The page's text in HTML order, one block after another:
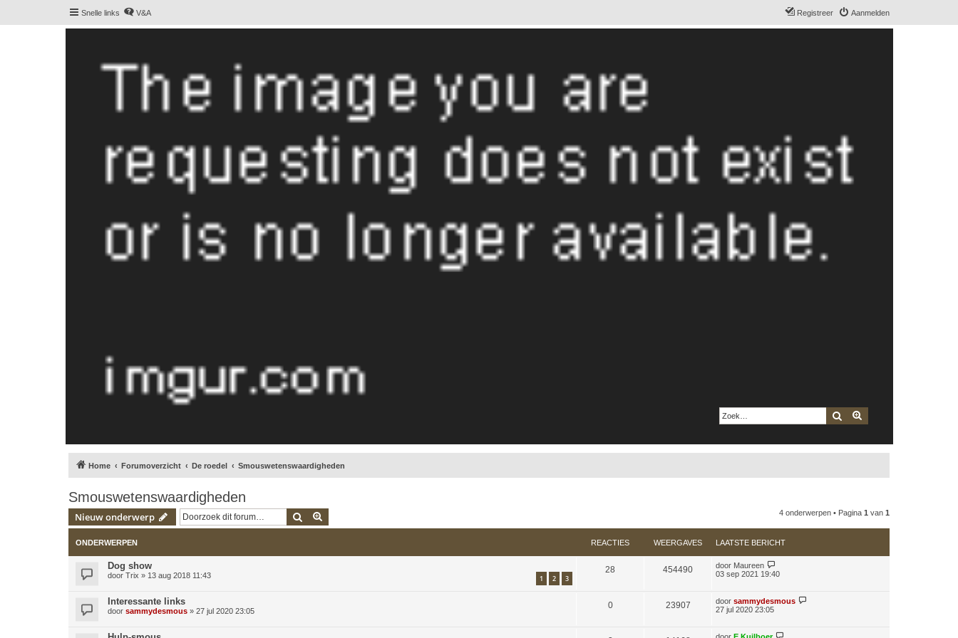
Snelle links V&A Aanmelden
Registreer
Zoek
Home Forumoverzicht De roedel Smouswetenswaardigheden
Smouswetenswaardigheden
Nieuw onderwerp Zoek 4 onderwerpen • Pagina 1 van 1
ONDERWERPEN REACTIES WEERGAVES LAATSTE BERICHT
Dog show
door Trix » 13 aug 2018 11:43 1 2 3
28 454490 door Maureen
03 sep 2021 19:40
Interessante links
door sammydesmous » 27 jul 2020 23:05
0 23907 door sammydesmous
27 jul 2020 23:05